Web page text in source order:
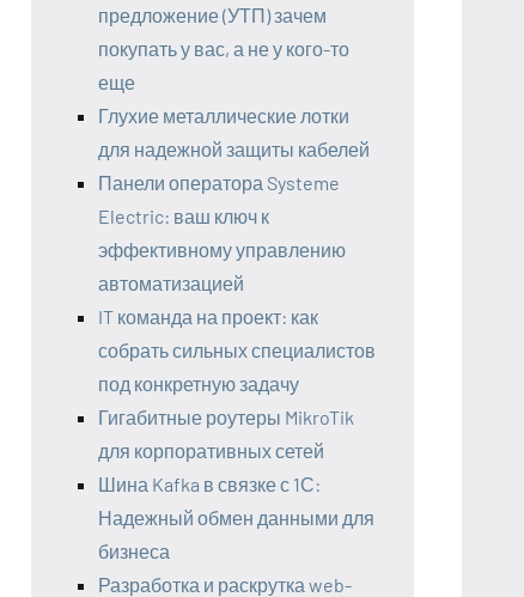
предложение (УТП) зачем
покупать у вас, а не у кого-то
еще
Глухие металлические лотки
для надежной защиты кабелей
Панели оператора Systeme
Electric: ваш ключ к
эффективному управлению
автоматизацией
IT команда на проект: как
собрать сильных специалистов
под конкретную задачу
Гигабитные роутеры MikroTik
для корпоративных сетей
Шина Kafka в связке с 1С:
Надежный обмен данными для
бизнеса
Разработка и раскрутка web-